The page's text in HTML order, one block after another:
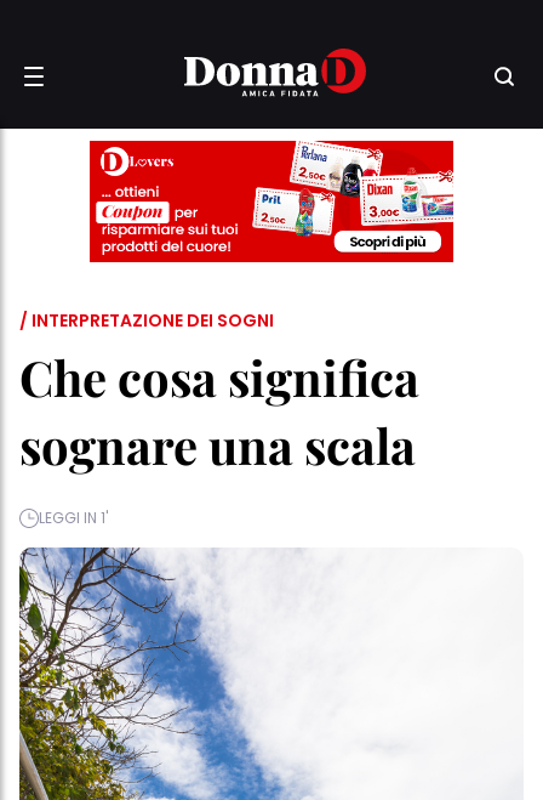
/ INTERPRETAZIONE DEI SOGNI
Che cosa significa
sognare una scala
LEGGI IN 1'